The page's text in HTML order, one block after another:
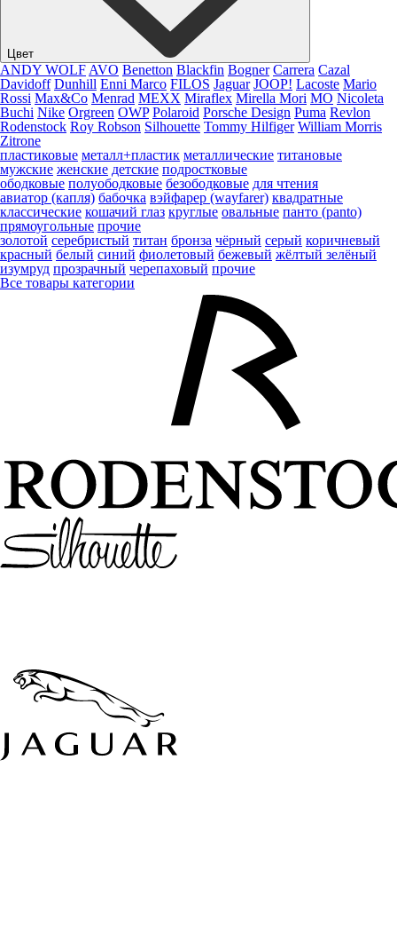
Цвет
ANDY WOLF AVO Benetton Blackfin Bogner Carrera Cazal
Davidoff Dunhill Enni Marco FILOS Jaguar JOOP! Lacoste Mario
Rossi Max&Co Menrad MEXX Miraflex Mirella Mori MO Nicoleta
Buchi Nike Orgreen OWP Polaroid Porsche Design Puma Revlon
Rodenstock Roy Robson Silhouette Tommy Hilfiger William Morris
Zitrone
пластиковые металл+пластик металлические титановые
мужские женские детские подростковые
ободковые полуободковые безободковые для чтения
авиатор (капля) бабочка вэйфарер (wayfarer) квадратные
классические кошачий глаз круглые овальные панто (panto)
прямоугольные прочие
золотой серебристый титан бронза чёрный серый коричневый
красный белый синий фиолетовый бежевый жёлтый зелёный
изумруд прозрачный черепаховый прочие
Все товары категории